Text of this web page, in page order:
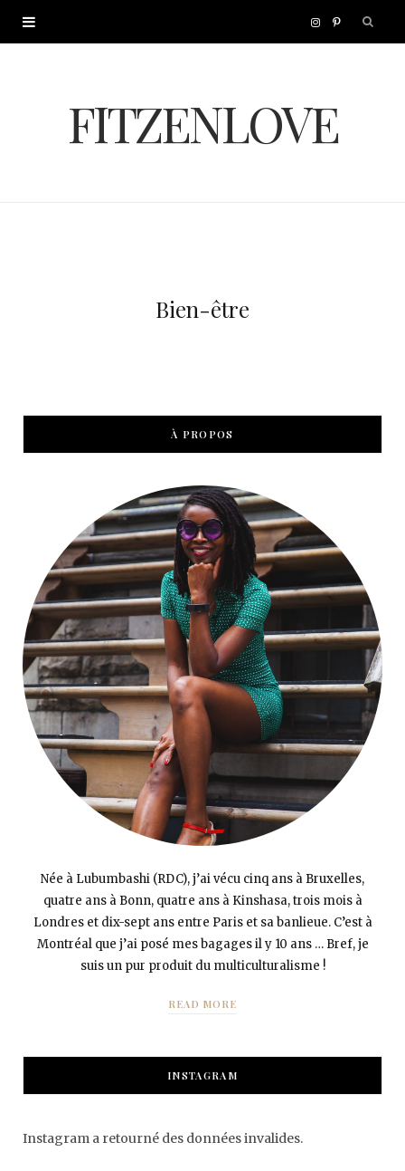
I
s
P
FITZENLOVE
Bien-être
À PROPOS
Née à Lubumbashi (RDC), j’ai vécu cinq ans à Bruxelles,
quatre ans à Bonn, quatre ans à Kinshasa, trois mois à
Londres et dix-sept ans entre Paris et sa banlieue. C’est à
Montréal que j’ai posé mes bagages il y 10 ans … Bref, je
suis un pur produit du multiculturalisme !
READ MORE
INSTAGRAM
Instagram a retourné des données invalides.